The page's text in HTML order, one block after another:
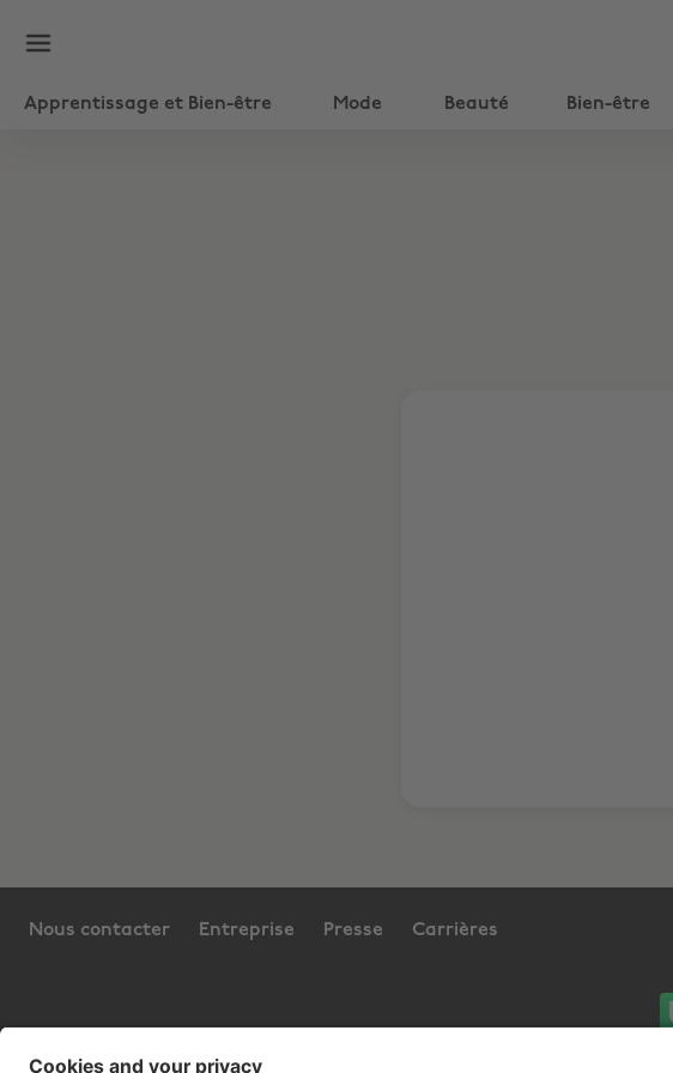
Apprentissage et Bien-être Mode Beauté Bien-être
Nous contacter Entreprise Presse Carrières